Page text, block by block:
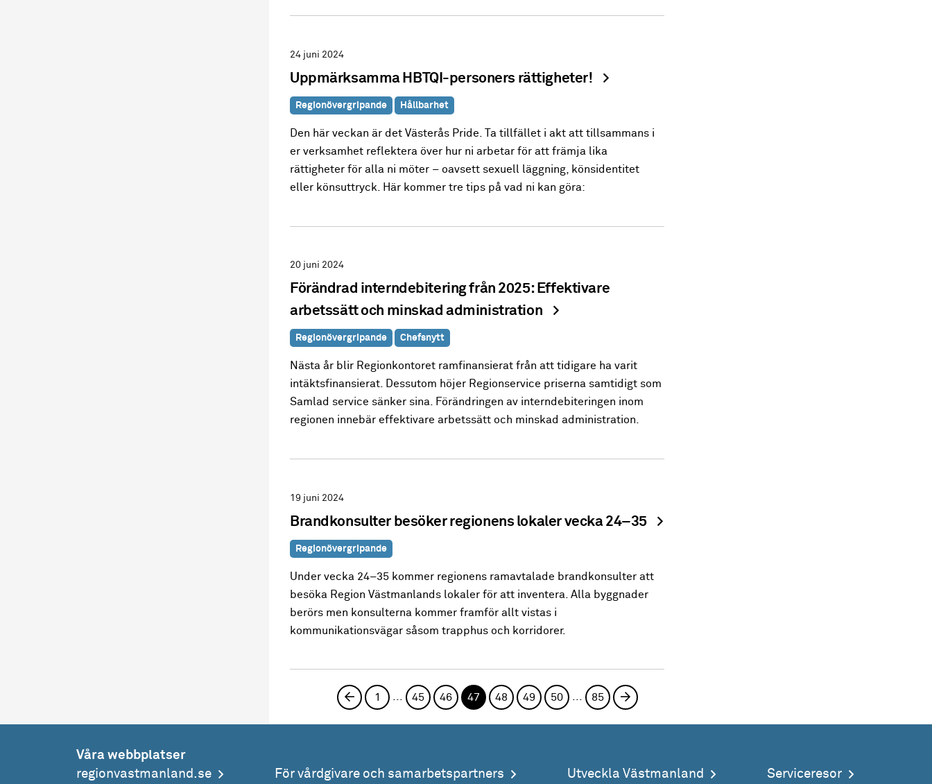
24 juni 2024
Uppmärksamma HBTQI-personers rättigheter!
Regionövergripande Hållbarhet
Den här veckan är det Västerås Pride. Ta tillfället i akt att tillsammans i
er verksamhet reflektera över hur ni arbetar för att främja lika
rättigheter för alla ni möter – oavsett sexuell läggning, könsidentitet
eller könsuttryck. Här kommer tre tips på vad ni kan göra:
20 juni 2024
Förändrad interndebitering från 2025: Effektivare
arbetssätt och minskad administration
Regionövergripande Chefsnytt
Nästa år blir Regionkontoret ramfinansierat från att tidigare ha varit
intäktsfinansierat. Dessutom höjer Regionservice priserna samtidigt som
Samlad service sänker sina. Förändringen av interndebiteringen inom
regionen innebär effektivare arbetssätt och minskad administration.
19 juni 2024
Brandkonsulter besöker regionens lokaler vecka 24–35
Regionövergripande
Under vecka 24–35 kommer regionens ramavtalade brandkonsulter att
besöka Region Västmanlands lokaler för att inventera. Alla byggnader
berörs men konsulterna kommer framför allt vistas i
kommunikationsvägar såsom trapphus och korridorer.
Föregående sida
1 45 46 47 48 49 50 85 Nästa sida
Våra webbplatser
regionvastmanland.se
För vårdgivare och samarbetspartners Utveckla Västmanland Serviceresor